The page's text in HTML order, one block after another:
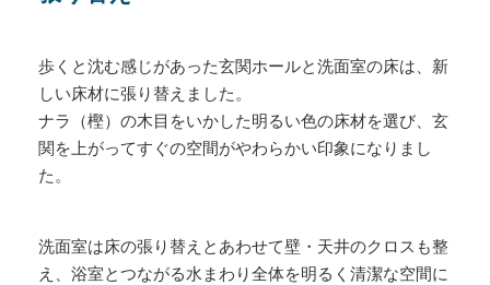
歩くと沈む感じがあった玄関ホールと洗面室の床は、新
しい床材に張り替えました。
ナラ（樫）の木目をいかした明るい色の床材を選び、玄
関を上がってすぐの空間がやわらかい印象になりまし
た。
洗面室は床の張り替えとあわせて壁・天井のクロスも整
え、浴室とつながる水まわり全体を明るく清潔な空間に